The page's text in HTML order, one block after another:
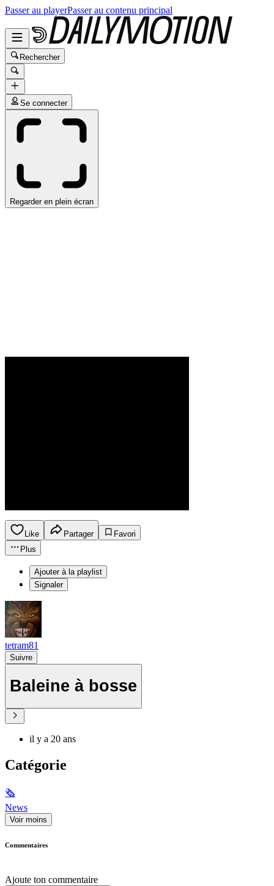
Passer au playerPasser au contenu principal
Rechercher
Se connecter
Regarder en plein écran
Like Partager
Favori
Plus
Ajouter à la playlist
Signaler
tetram81
Suivre
Baleine à bosse
il y a 20 ans
Catégorie
🗞
News
Voir moins
Commentaires
Ajoute ton commentaire